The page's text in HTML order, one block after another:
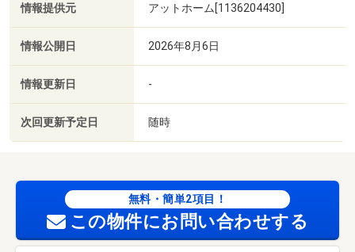
情報提供元 アットホーム[1136204430]
情報公開日 2026年8月6日
情報更新日 -
次回更新予定日 随時
無料・簡単2項目！
この物件にお問い合わせする